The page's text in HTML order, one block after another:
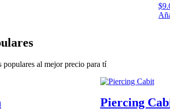
$
populares al mejor precio para tí
Piercing